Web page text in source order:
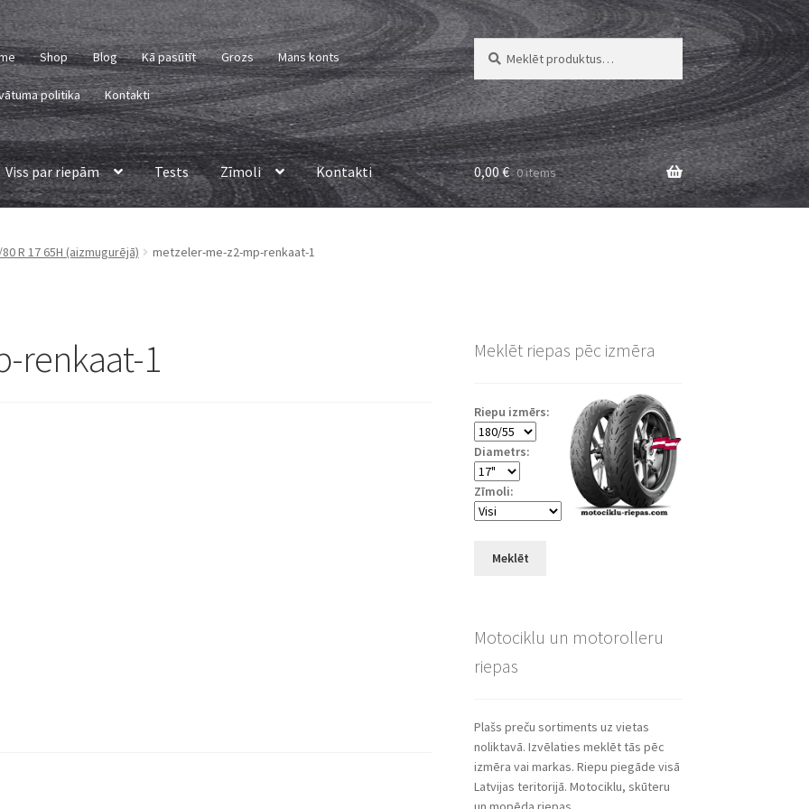
Shop Blog Kā pasūtīt Grozs Mans konts
politika Kontakti
Meklēt:
Meklēt
Viss par riepām Tests Zīmoli Kontakti 0,00€ 0 items
R 17 65H (aizmugurējā) metzeler-me-z2-mp-renkaat-1
renkaat-1 Meklēt riepas pēc izmēra
Riepu izmērs:
Diametrs:
Zīmoli:
Meklēt
Motociklu un motorolleru
riepas
Plašs preču sortiments uz vietas
noliktavā. Izvēlaties meklēt tās pēc
izmēra vai markas. Riepu piegāde visā
Latvijas teritorijā. Motociklu, skūteru